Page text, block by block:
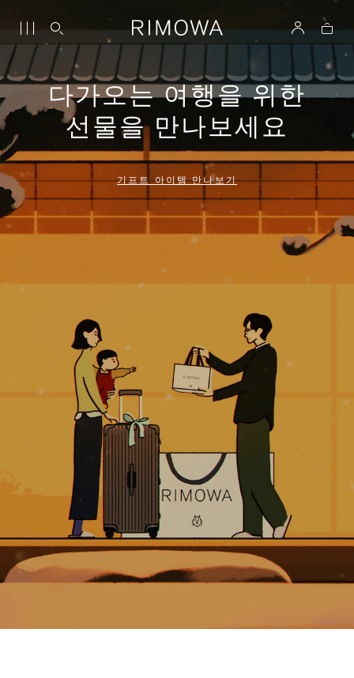
다가오는 여행을 위한
선물을 만나보세요
기프트 아이템 만나보기